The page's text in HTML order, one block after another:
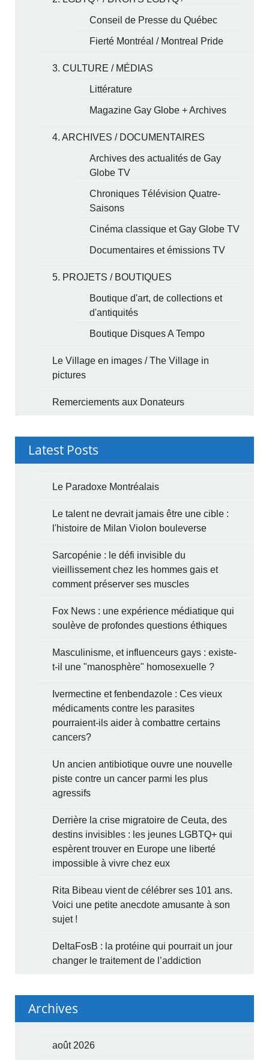
Conseil de Presse du Québec
Fierté Montréal / Montreal Pride
3. CULTURE / MÉDIAS
Littérature
Magazine Gay Globe + Archives
4. ARCHIVES / DOCUMENTAIRES
Archives des actualités de Gay
Globe TV
Chroniques Télévision Quatre-
Saisons
Cinéma classique et Gay Globe TV
Documentaires et émissions TV
5. PROJETS / BOUTIQUES
Boutique d'art, de collections et
d'antiquités
Boutique Disques A Tempo
Le Village en images / The Village in
pictures
Remerciements aux Donateurs
Latest Posts
Le Paradoxe Montréalais
Le talent ne devrait jamais être une cible :
l'histoire de Milan Violon bouleverse
Sarcopénie : le défi invisible du
vieillissement chez les hommes gais et
comment préserver ses muscles
Fox News : une expérience médiatique qui
soulève de profondes questions éthiques
Masculinisme, et influenceurs gays : existe-
t-il une "manosphère" homosexuelle ?
Ivermectine et fenbendazole : Ces vieux
médicaments contre les parasites
pourraient-ils aider à combattre certains
cancers?
Un ancien antibiotique ouvre une nouvelle
piste contre un cancer parmi les plus
agressifs
Derrière la crise migratoire de Ceuta, des
destins invisibles : les jeunes LGBTQ+ qui
espèrent trouver en Europe une liberté
impossible à vivre chez eux
Rita Bibeau vient de célébrer ses 101 ans.
Voici une petite anecdote amusante à son
sujet !
DeltaFosB : la protéine qui pourrait un jour
changer le traitement de l’addiction
Archives
août 2026